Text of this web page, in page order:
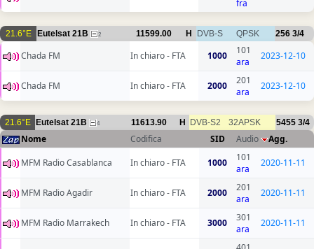
fra
21.6°E Eutelsat 21B 2 11599.00 H DVB-S QPSK 256 3/4
Chada FM In chiaro - FTA 1000
101
ara
2023-12-10
Chada FM In chiaro - FTA 2000
201
ara
2023-12-10
21.6°E Eutelsat 21B 4 11613.90 H DVB-S2 32APSK 5455 3/4
Nome Codifica SID Audio
Agg.
MFM Radio Casablanca
In chiaro - FTA 1000
101
ara
2020-11-11
MFM Radio Agadir In chiaro - FTA 2000
201
ara
2020-11-11
MFM Radio Marrakech In chiaro - FTA 3000
301
ara
2020-11-11